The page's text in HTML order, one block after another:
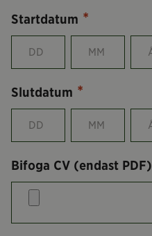
Startdatum *
Slutdatum *
Bifoga CV (endast PDF)